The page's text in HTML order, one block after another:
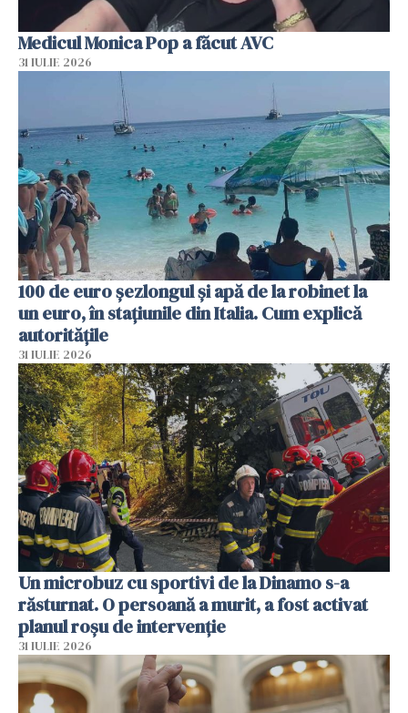
Medicul Monica Pop a făcut AVC
31 IULIE 2026
100 de euro șezlongul și apă de la robinet la
un euro, în stațiunile din Italia. Cum explică
autoritățile
31 IULIE 2026
Un microbuz cu sportivi de la Dinamo s-a
răsturnat. O persoană a murit, a fost activat
planul roșu de intervenție
31 IULIE 2026